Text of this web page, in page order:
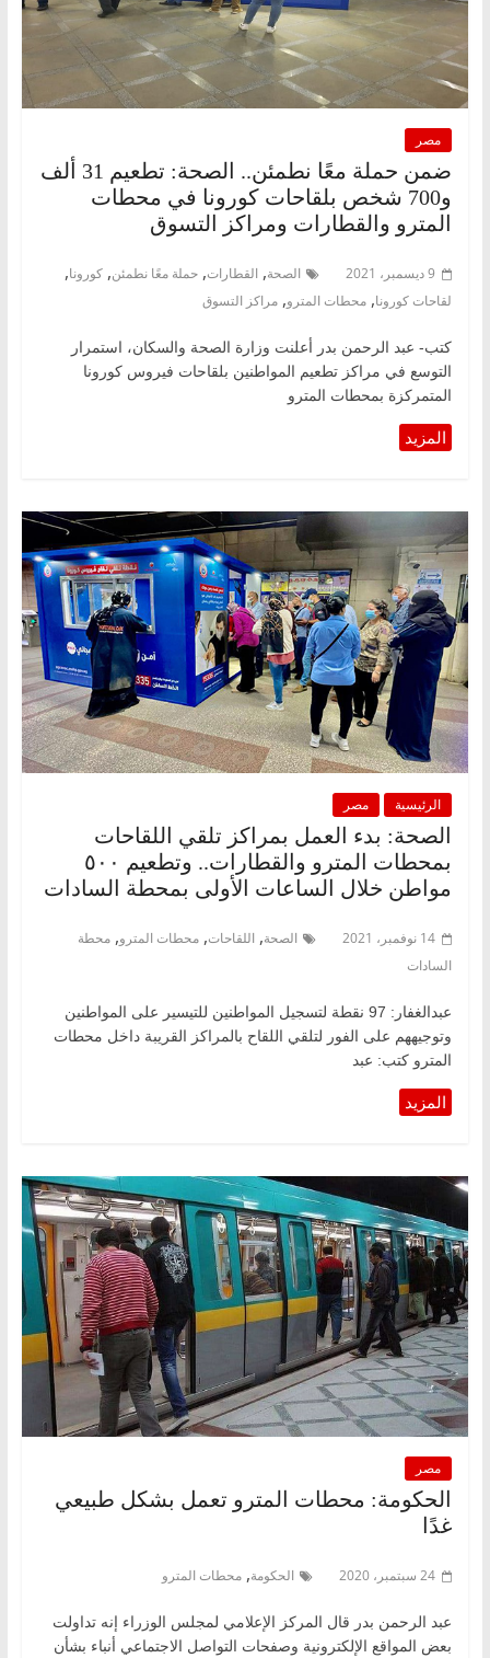
مصر
ضمن حملة معًا نطمئن.. الصحة: تطعيم 31 ألف
و700 شخص بلقاحات كورونا في محطات
المترو والقطارات ومراكز التسوق
9 ديسمبر، 2021 الصحة, القطارات, حملة معًا نطمئن, كورونا,
لقاحات كورونا, محطات المترو, مراكز التسوق
كتب- عبد الرحمن بدر أعلنت وزارة الصحة والسكان، استمرار
التوسع في مراكز تطعيم المواطنين بلقاحات فيروس كورونا
المتمركزة بمحطات المترو
الرئيسية مصر
الصحة: بدء العمل بمراكز تلقي اللقاحات
بمحطات المترو والقطارات.. وتطعيم ٥٠٠
مواطن خلال الساعات الأولى بمحطة السادات
14 نوفمبر، 2021 الصحة, اللقاحات, محطات المترو, محطة
السادات
عبدالغفار: 97 نقطة لتسجيل المواطنين للتيسير على المواطنين
وتوجيههم على الفور لتلقي اللقاح بالمراكز القريبة داخل محطات
المترو كتب: عبد
مصر
الحكومة: محطات المترو تعمل بشكل طبيعي
غدًا
24 سبتمبر، 2020 الحكومة, محطات المترو
عبد الرحمن بدر قال المركز الإعلامي لمجلس الوزراء إنه تداولت
بعض المواقع الإلكترونية وصفحات التواصل الاجتماعي أنباء بشأن